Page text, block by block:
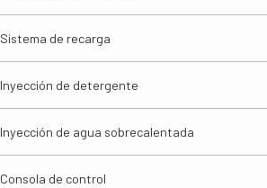
Sistema de recarga
Inyección de detergente
Inyección de agua sobrecalentada
Consola de control